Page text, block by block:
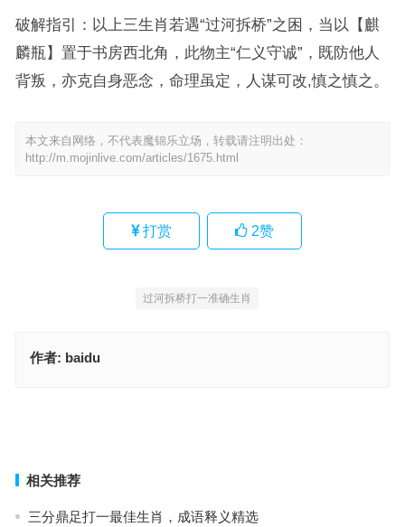
破解指引：以上三生肖若遇“过河拆桥”之困，当以【麒
麟瓶】置于书房西北角，此物主“仁义守诚”，既防他人
背叛，亦克自身恶念，命理虽定，人谋可改,慎之慎之。
本文来自网络，不代表魔锦乐立场，转载请注明出处：
http://m.mojinlive.com/articles/1675.html
打赏 2赞
过河拆桥打一准确生肖
作者: baidu
相关推荐
三分鼎足打一最佳生肖，成语释义精选